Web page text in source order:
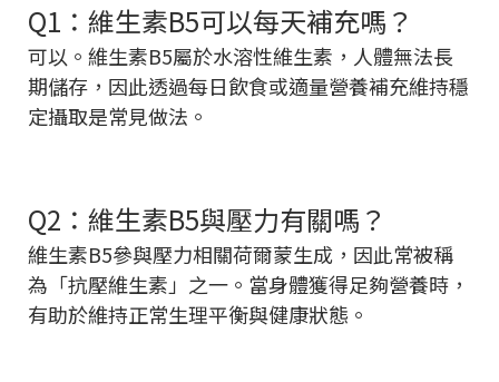
Q1：維生素B5可以每天補充嗎？
可以。維生素B5屬於水溶性維生素，人體無法長
期儲存，因此透過每日飲食或適量營養補充維持穩
定攝取是常見做法。
Q2：維生素B5與壓力有關嗎？
維生素B5參與壓力相關荷爾蒙生成，因此常被稱
為「抗壓維生素」之一。當身體獲得足夠營養時，
有助於維持正常生理平衡與健康狀態。